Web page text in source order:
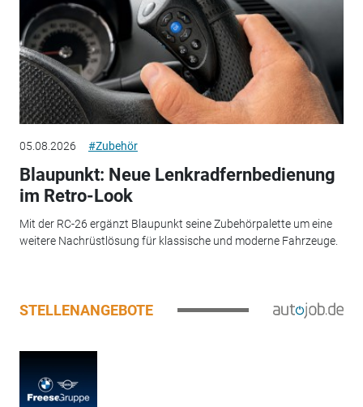
05.08.2026 #Zubehör
Blaupunkt: Neue Lenkradfernbedienung
im Retro-Look
Mit der RC-26 ergänzt Blaupunkt seine Zubehörpalette um eine
weitere Nachrüstlösung für klassische und moderne Fahrzeuge.
STELLENANGEBOTE